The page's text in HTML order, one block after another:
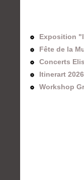
Exposition
Fête de la
Concerts
Itinerart 2026
Workshop